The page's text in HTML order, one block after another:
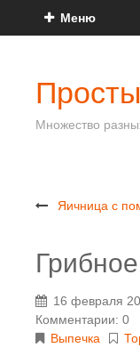
Меню
Множество
Яичница с
16 февраля
Комментарии: 0
Выпечка